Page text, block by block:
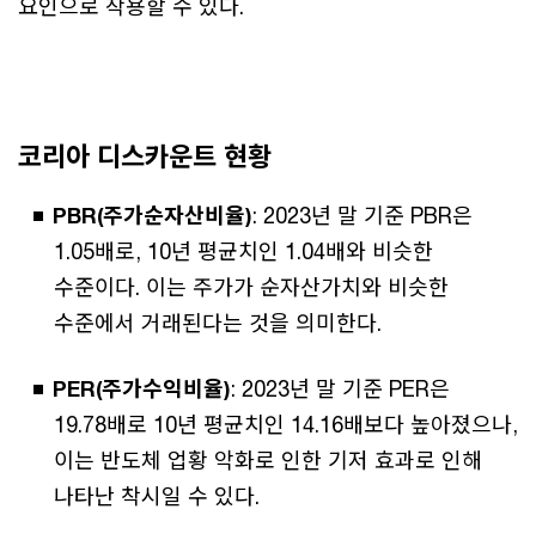
요인으로 작용할 수 있다.
코리아 디스카운트 현황
PBR(주가순자산비율): 2023년 말 기준 PBR은
1.05배로, 10년 평균치인 1.04배와 비슷한
수준이다. 이는 주가가 순자산가치와 비슷한
수준에서 거래된다는 것을 의미한다.
PER(주가수익비율): 2023년 말 기준 PER은
19.78배로 10년 평균치인 14.16배보다 높아졌으나,
이는 반도체 업황 악화로 인한 기저 효과로 인해
나타난 착시일 수 있다.